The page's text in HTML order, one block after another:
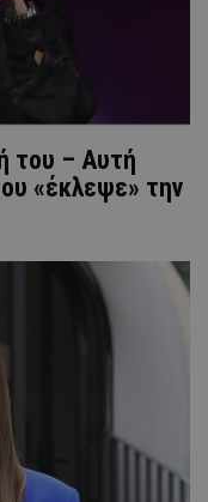
του – Αυτή
«έκλεψε» την